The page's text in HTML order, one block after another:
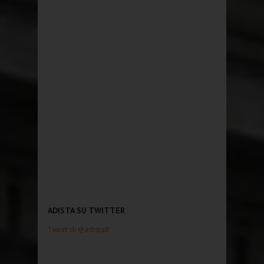
ADISTA SU TWITTER
Tweet di @adistait